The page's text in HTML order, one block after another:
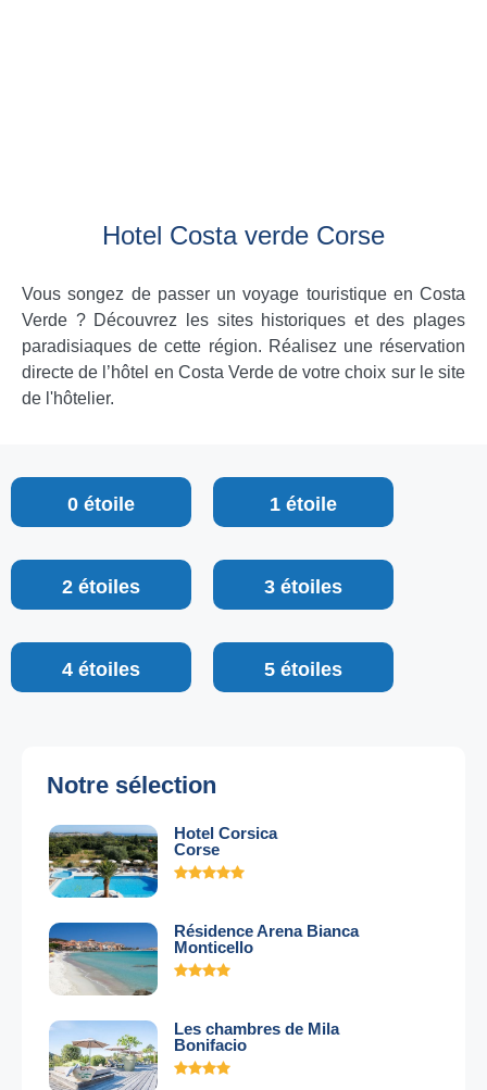
Hotel Costa verde Corse
Vous songez de passer un voyage touristique en Costa
Verde ? Découvrez les sites historiques et des plages
paradisiaques de cette région. Réalisez une réservation
directe de l’hôtel en Costa Verde de votre choix sur le site
de l'hôtelier.
0 étoile 1 étoile
2 étoiles 3 étoiles
4 étoiles 5 étoiles
Notre sélection
Hotel Corsica
Corse
Résidence Arena Bianca
Monticello
Les chambres de Mila
Bonifacio